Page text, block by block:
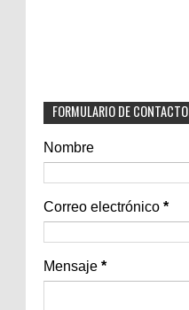
FORMULARIO DE CONTACTO
Nombre
Correo electrónico *
Mensaje *